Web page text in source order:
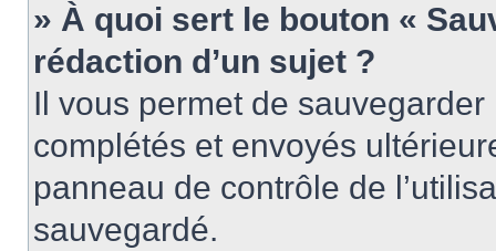
» À quoi sert le bouton «
rédaction d’un sujet ?
Il vous permet de
complétés et envoyés
panneau de contrôle de
sauvegardé.